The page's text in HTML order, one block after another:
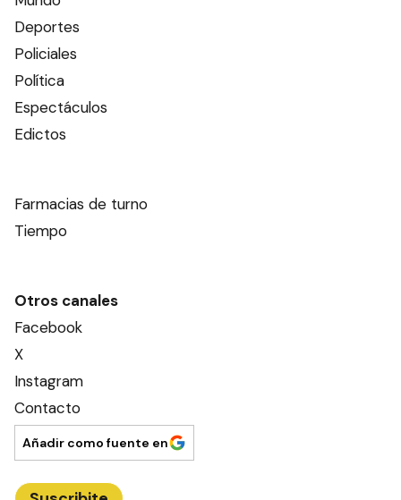
Deportes
Policiales
Política
Espectáculos
Edictos
Farmacias de turno
Tiempo
Otros canales
Facebook
X
Instagram
Contacto
Añadir como fuente en